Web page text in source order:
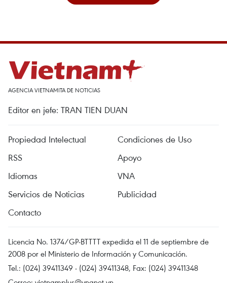
AGENCIA VIETNAMITA DE NOTICIAS
Editor en jefe: TRAN TIEN DUAN
Propiedad Intelectual
Condiciones de Uso
RSS
Apoyo
Idiomas
VNA
Servicios de Noticias
Publicidad
Contacto
Licencia No. 1374/GP-BTTTT expedida el 11 de septiembre de
2008 por el Ministerio de Información y Comunicación.
Tel.: (024) 39411349 - (024) 39411348, Fax: (024) 39411348